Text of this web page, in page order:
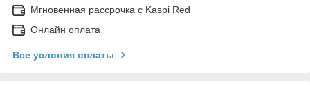
Мгновенная рассрочка с Kaspi Red
Онлайн оплата
Все условия оплаты